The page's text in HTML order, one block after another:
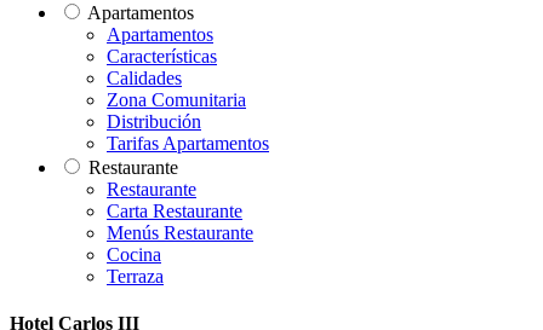
Apartamentos
Apartamentos
Características
Calidades
Zona Comunitaria
Distribución
Tarifas Apartamentos
Restaurante
Restaurante
Carta Restaurante
Menús Restaurante
Cocina
Terraza
Hotel Carlos III